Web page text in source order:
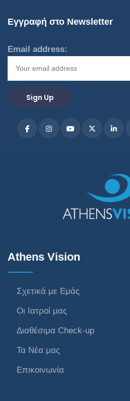
Εγγραφή στο Newsletter
Email address:
Athens Vision
Σχετικά με Εμάς
Οι Ιατροί μας
Διαθέσιμα Check-up
Τα Νέα μας
Επικοινωνία